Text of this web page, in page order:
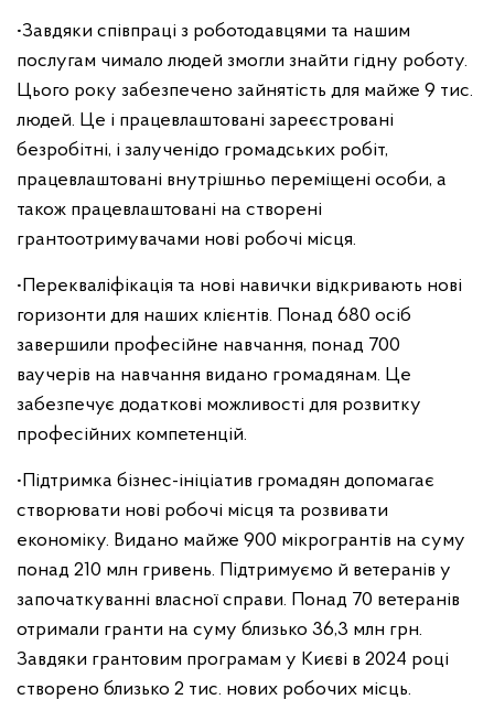
•Завдяки співпраці з роботодавцями та нашим
послугам чимало людей змогли знайти гідну роботу.
Цього року забезпечено зайнятість для майже 9 тис.
людей. Це і працевлаштовані зареєстровані
безробітні, і залученідо громадських робіт,
працевлаштовані внутрішньо переміщені особи, а
також працевлаштовані на створені
грантоотримувачами нові робочі місця.
•Перекваліфікація та нові навички відкривають нові
горизонти для наших клієнтів. Понад 680 осіб
завершили професійне навчання, понад 700
ваучерів на навчання видано громадянам. Це
забезпечує додаткові можливості для розвитку
професійних компетенцій.
•Підтримка бізнес-ініціатив громадян допомагає
створювати нові робочі місця та розвивати
економіку. Видано майже 900 мікрогрантів на суму
понад 210 млн гривень. Підтримуємо й ветеранів у
започаткуванні власної справи. Понад 70 ветеранів
отримали гранти на суму близько 36,3 млн грн.
Завдяки грантовим програмам у Києві в 2024 році
створено близько 2 тис. нових робочих місць.